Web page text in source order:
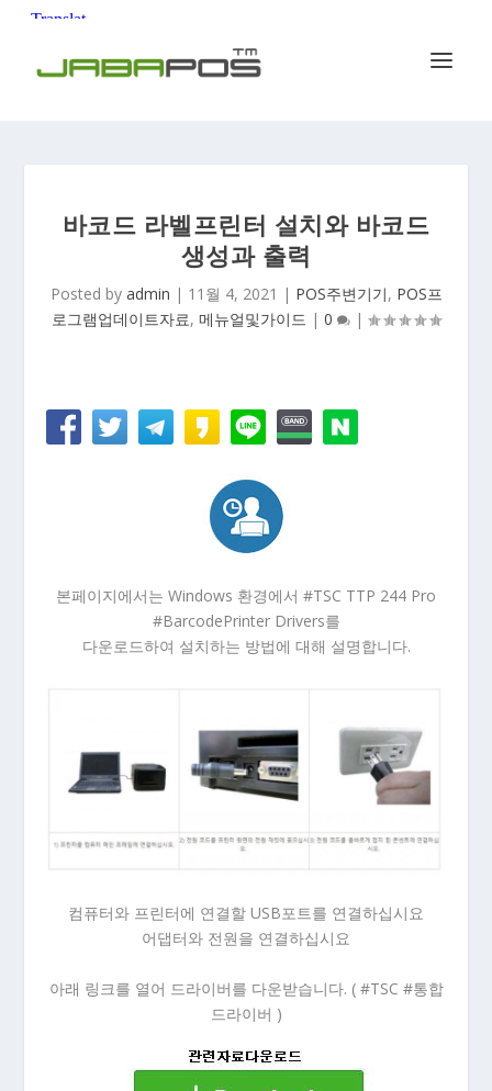
바코드 라벨프린터 설치와 바코드
생성과 출력
Posted by admin | 11월 4, 2021 | POS주변기기, POS프
로그램업데이트자료, 메뉴얼및가이드 | 0 |
본페이지에서는 Windows 환경에서 #TSC TTP 244 Pro
#BarcodePrinter Drivers를
다운로드하여 설치하는 방법에 대해 설명합니다.
컴퓨터와 프린터에 연결할 USB포트를 연결하십시요
어댑터와 전원을 연결하십시요
아래 링크를 열어 드라이버를 다운받습니다. ( #TSC #통합
드라이버 )